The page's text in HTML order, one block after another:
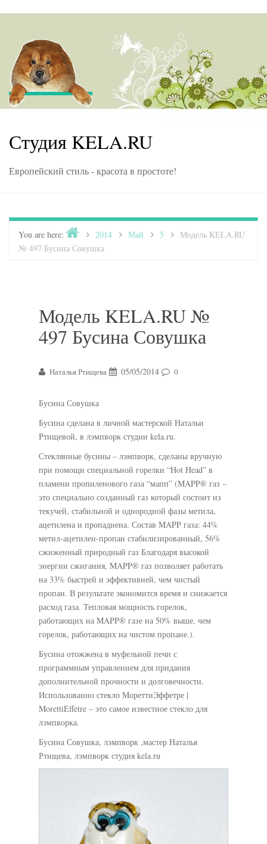
Студия KELA.RU
Европейский стиль - красота в простоте!
You are here: Home2014 Май 5
Модель KELA.RU
№ 497 Бусина Совушка
Модель KELA.RU №
497 Бусина Совушка
Наталья Ртищева 05/05/2014 0
Бусина Совушка
Бусина сделана в личной мастерской Натальи
Ртищевой, в лэмпворк студии kela.ru.
Стеклянные бусины – лэмпворк, сделаны вручную
при помощи специальной горелки “Hot Head” в
пламени пропиленового газа “мапп” (MAPP® газ –
это специально созданный газ который состоит из
текучей, стабильной и однородной фазы метила,
ацетилена и пропадиена. Состав MAPP газа: 44%
метил-ацетилен-пропан стабилизированный, 56%
сжиженный природный газ Благодаря высокой
энергии сжигания, MAPP® газ позволяет работать
на 33% быстрей и эффективней, чем чистый
пропан. В результате экономится время и снижается
расход газа. Тепловая мощность горелок,
работающих на MAPP® газе на 50% выше, чем
горелок, работающих на чистом пропане.).
Бусина отожжена в муфельной печи с
программным управлением для придания
дополнительной прочности и долговечности.
Использованно стекло МореттиЭффетре |
MorettiEffetre – это самое известное стекло для
лэмпворка.
Бусина Совушка, лэмпворк ,мастер Наталья
Ртищева, лэмпворк студия kela.ru